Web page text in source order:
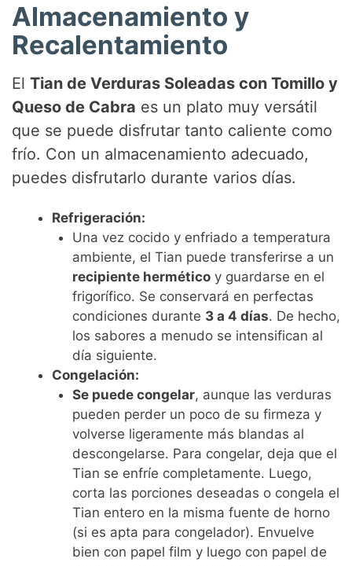
Almacenamiento y
Recalentamiento
ElTian de Verduras Soleadas con Tomillo y
Queso de Cabra es un plato muy versátil
que se puede disfrutar tanto caliente como
frío. Con un almacenamiento adecuado,
puedes disfrutarlo durante varios días.
Refrigeración:
Una vez cocido y enfriado a temperatura
ambiente, el Tian puede transferirse a un
recipiente herméticoy guardarse en el
frigorífico. Se conservará en perfectas
condiciones durante 3 a 4 días. De hecho,
los sabores a menudo se intensifican al
día siguiente.
Congelación:
Se puede congelar, aunque las verduras
pueden perder un poco de su firmeza y
volverse ligeramente más blandas al
descongelarse. Para congelar, deja que el
Tian se enfríe completamente. Luego,
corta las porciones deseadas o congela el
Tian entero en la misma fuente de horno
(si es apta para congelador). Envuelve
bien con papel film y luego con papel de